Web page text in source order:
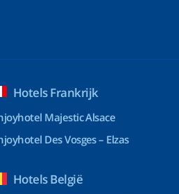
Hotels Frankrijk
Majestic Alsace
Des Vosges – Elzas
Hotels België